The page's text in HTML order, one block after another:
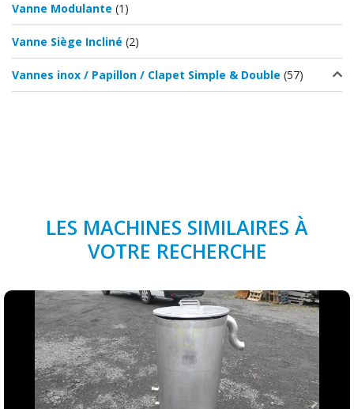
Vanne Modulante (1)
Vanne Siège Incliné (2)
Vannes inox / Papillon / Clapet Simple & Double (57)
LES MACHINES SIMILAIRES À
VOTRE RECHERCHE